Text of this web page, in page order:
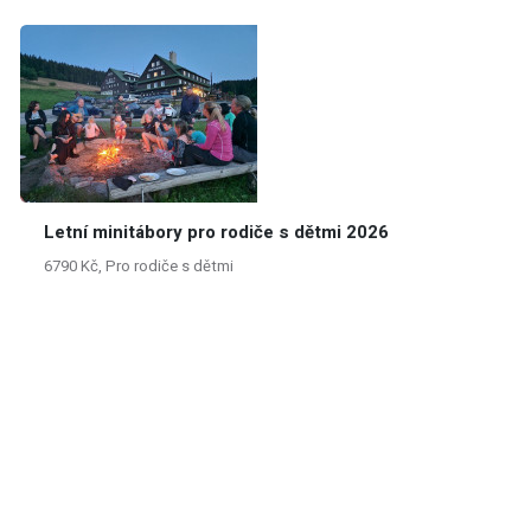
Letní minitábory pro rodiče s dětmi 2026
6790 Kč, Pro rodiče s dětmi